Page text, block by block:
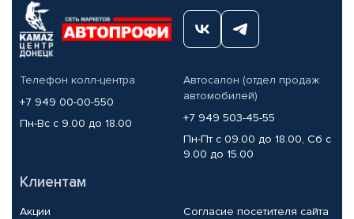
Телефон колл-центра
+7 949 00-00-550
Пн-Вс с 9.00 до 18.00
Автосалон (отдел продаж
автомобилей)
+7 949 503-45-55
Пн-Пт с 09.00 до 18.00, Сб с
9.00 до 15.00
Клиентам
Акции
Согласие посетителя сайта